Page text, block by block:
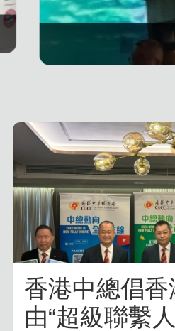
香港中總倡
由“超級聯繫